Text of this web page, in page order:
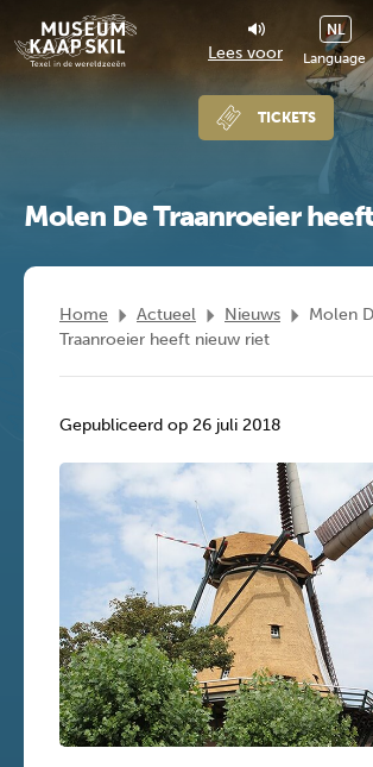
Lees voor Language
NL
TICKETS
Molen De Traanroeier
Home Actueel Nieuws
Molen
Traanroeier heeft nieuw riet
Gepubliceerd op 26 juli 2018